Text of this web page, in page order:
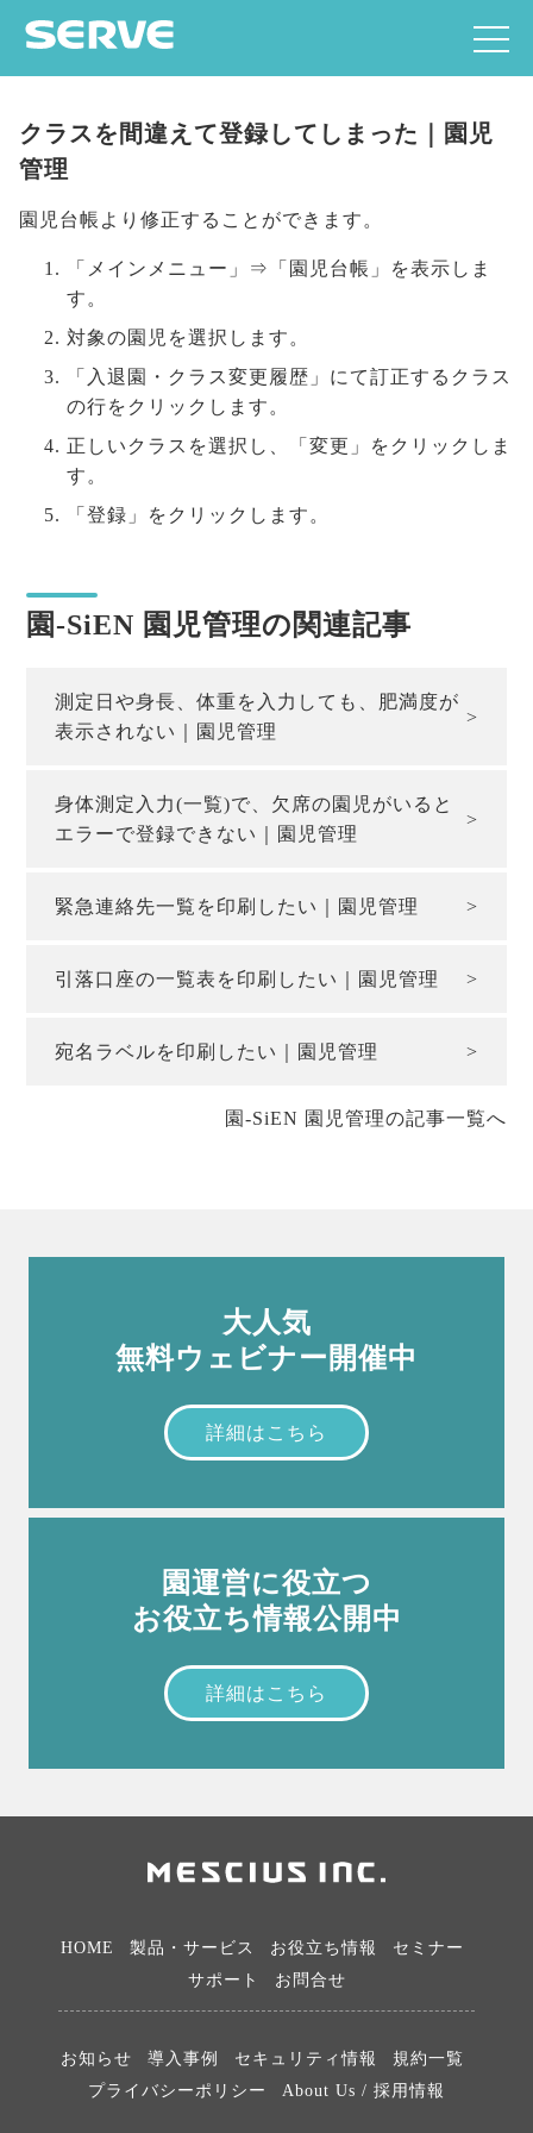
クラスを間違えて登録してしまった｜園児
管理
園児台帳より修正することができます。
「メインメニュー」⇒「園児台帳」を表示しま
す。
対象の園児を選択します。
「入退園・クラス変更履歴」にて訂正するクラス
の行をクリックします。
正しいクラスを選択し、「変更」をクリックしま
す。
「登録」をクリックします。
園-SiEN 園児管理の関連記事
測定日や身長、体重を入力しても、肥満度が
表示されない｜園児管理
身体測定入力(一覧)で、欠席の園児がいると
エラーで登録できない｜園児管理
緊急連絡先一覧を印刷したい｜園児管理
引落口座の一覧表を印刷したい｜園児管理
宛名ラベルを印刷したい｜園児管理
園-SiEN 園児管理の記事一覧へ
大人気
無料ウェビナー開催中
詳細はこちら
園運営に役立つ
お役立ち情報公開中
詳細はこちら
HOME 製品・サービス お役立ち情報
セミナー
サポート
お問合せ
お知らせ 導入事例 セキュリティ情報
規約一覧
プライバシーポリシー
About Us / 採用情報